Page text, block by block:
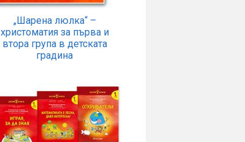
„Шарена люлка“ –
христоматия за първа и
втора група в детската
градина